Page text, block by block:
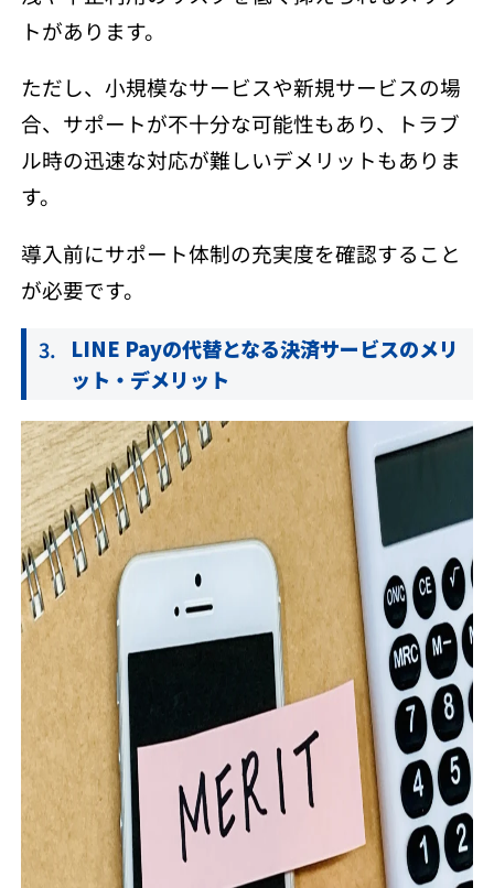
トがあります。
ただし、小規模なサービスや新規サービスの場
合、サポートが不十分な可能性もあり、トラブ
ル時の迅速な対応が難しいデメリットもありま
す。
導入前にサポート体制の充実度を確認すること
が必要です。
LINE Payの代替となる決済サービスのメリ
ット・デメリット